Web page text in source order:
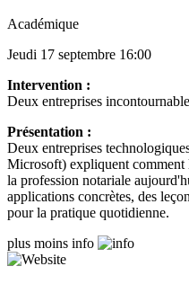
Académique
Jeudi 17 septembre 16:00
Intervention :
Deux entreprises
Présentation :
Deux entreprises
Microsoft) expliquent comment
la profession notariale
applications concrètes, des
pour la pratique quotidienne.
plus moins info